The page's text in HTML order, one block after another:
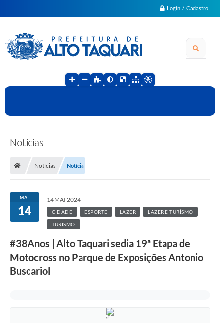
Login / Cadastro
Notícias
Notícias Notícia
MAI
14
14 MAI 2024
CIDADE ESPORTE LAZER LAZER E TURÍSMO
TURÍSMO
#38Anos | Alto Taquari sedia 19ª Etapa de
Motocross no Parque de Exposições Antonio
Buscariol